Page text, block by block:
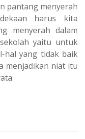
pantang menyerah
harus kita
menyerah dalam
yaitu untuk
hal yang tidak baik
menjadikan niat itu